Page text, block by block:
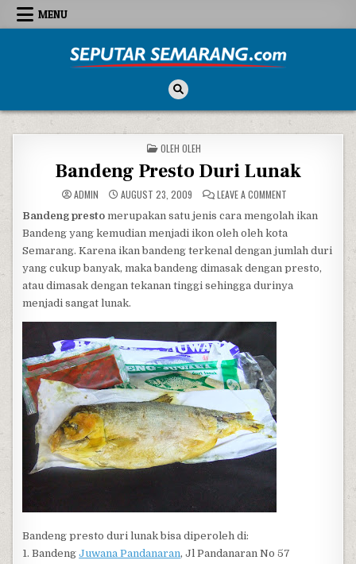
Skip to content
MENU
POSTED IN
OLEH OLEH
Bandeng Presto Duri Lunak
ADMIN AUGUST 23, 2009 LEAVE A COMMENTON BANDENG
Bandeng presto merupakan satu jenis cara mengolah ikan
Bandeng yang kemudian menjadi ikon oleh oleh kota
Semarang. Karena ikan bandeng terkenal dengan jumlah duri
yang cukup banyak, maka bandeng dimasak dengan presto,
atau dimasak dengan tekanan tinggi sehingga durinya
menjadi sangat lunak.
Bandeng presto duri lunak bisa diperoleh di:
1. BandengJuwana Pandanaran, Jl Pandanaran No 57